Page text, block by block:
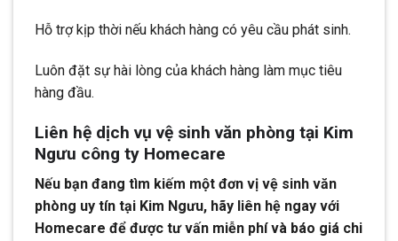
Hỗ trợ kịp thời nếu khách hàng có yêu cầu phát sinh.
Luôn đặt sự hài lòng của khách hàng làm mục tiêu
hàng đầu.
Liên hệ dịch vụ vệ sinh văn phòng tại Kim
Ngưu công ty Homecare
Nếu bạn đang tìm kiếm một đơn vị vệ sinh văn
phòng uy tín tại Kim Ngưu, hãy liên hệ ngay với
Homecare để được tư vấn miễn phí và báo giá chi